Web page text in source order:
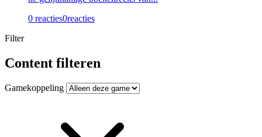
0 reacties0reacties
Filter
Content filteren
Gamekoppeling